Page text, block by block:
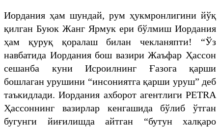
Иордания ҳам шундай, рум ҳукмронлигини йўқ
қилган Буюк Жанг Ярмук ери бўлмиш Иордания
ҳам қуруқ қоралаш билан чекланяпти! “Ўз
навбатида Иордания бош вазири Жаъфар Ҳассон
сешанба куни Исроилнинг Ғазога қарши
бошлаган урушини “инсониятга қарши уруш” деб
таъкидлади. Иордания ахборот агентлиги PETRA
Ҳассоннинг вазирлар кенгашида бўлиб ўтган
бугунги йиғилишда айтган “бутун халқаро